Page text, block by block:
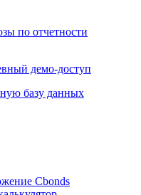
по отчетности
демо-доступ
базу данных
Cbonds